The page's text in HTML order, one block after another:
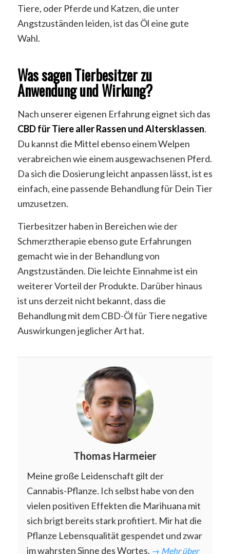
Tiere, oder Pferde und Katzen, die unter
Angstzuständen leiden, ist das Öl eine gute
Wahl.
Was sagen Tierbesitzer zu
Anwendung und Wirkung?
Nach unserer eigenen Erfahrung eignet sich das
CBD für Tiere aller Rassen und Altersklassen.
Du kannst die Mittel ebenso einem Welpen
verabreichen wie einem ausgewachsenen Pferd.
Da sich die Dosierung leicht anpassen lässt, ist es
einfach, eine passende Behandlung für Dein Tier
umzusetzen.
Tierbesitzer haben in Bereichen wie der
Schmerztherapie ebenso gute Erfahrungen
gemacht wie in der Behandlung von
Angstzuständen. Die leichte Einnahme ist ein
weiterer Vorteil der Produkte. Darüber hinaus
ist uns derzeit nicht bekannt, dass die
Behandlung mit dem CBD-Öl für Tiere negative
Auswirkungen jeglicher Art hat.
Thomas Harmeier
Meine große Leidenschaft gilt der
Cannabis-Pflanze. Ich selbst habe von den
vielen positiven Effekten die Marihuana mit
sich brigt bereits stark profitiert. Mir hat die
Pflanze Lebensqualität gespendet und zwar
im wahrsten Sinne des Wortes. → Mehr über